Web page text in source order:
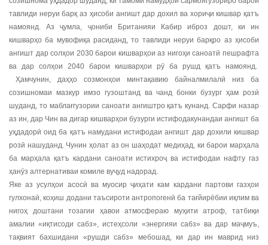
тавлиди неруи барқ аз ҳисоби ангишт дар дохил ва хориҷи кишвар қатъ
намоянд. Аз ҷумла, ҷониби Британияи Кабир иброз дошт, ки ин
кишварҳо ба мувофиқа расиданд, то тавлиди неруи барқро аз ҳисоби
ангишт дар солҳои 2030 барои кишварҳои аз нигоҳи саноатӣ пешрафта
ва дар солҳои 2040 барои кишварҳои рӯ ба рушд қатъ намоянд.
Ҳамчунин, даҳҳо созмонҳои минтақавию байналмилалӣ низ ба
созишномаи мазкур имзо гузоштанд ва чанд бонки бузург ҳам розӣ
шуданд, то маблағгузории саноати ангиштро қатъ кунанд. Сарфи назар
аз ин, дар Чин ва дигар кишварҳои бузурги истифодакунандаи ангишт ба
уҳдадорӣ оид ба қатъ намудани истифодаи ангишт дар дохили кишвар
розӣ нашуданд. Чунин ҳолат аз он шаҳодат медиҳад, ки барои марҳала
ба марҳала қатъ кардани саноати истихроҷ ва истифодаи нафту газ
ҳанӯз алтернативаи комиле вуҷуд надорад.
Яке аз усулҳои асосӣ ва муосир ҷиҳати кам кардани партови газҳои
гулхонаӣ, коҳиш додани таъсироти антропогенӣ ба тағйирёбии иқлим ва
нигоҳ доштани тозагии ҳавои атмосфераю муҳити атроф, татбиқи
амалии «иқтисоди сабз», истеҳсоли «энергияи сабз» ва дар маҷмуъ,
тақвият бахшидани «рушди сабз» мебошад, ки дар ин маврид низ